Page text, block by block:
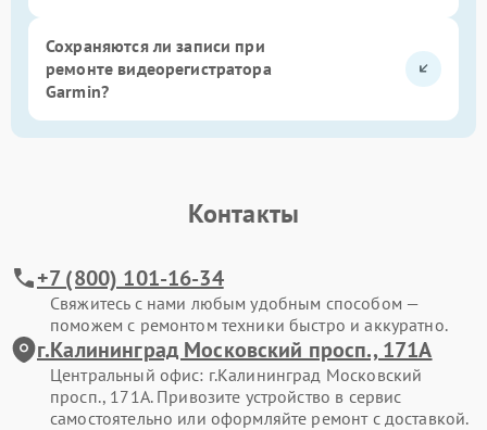
Сохраняются ли записи при
ремонте видеорегистратора
Garmin?
Контакты
+7 (800) 101-16-34
Свяжитесь с нами любым удобным способом —
поможем с ремонтом техники быстро и аккуратно.
г.Калининград Московский просп., 171А
Центральный офис: г.Калининград Московский
просп., 171А. Привозите устройство в сервис
самостоятельно или оформляйте ремонт с доставкой.